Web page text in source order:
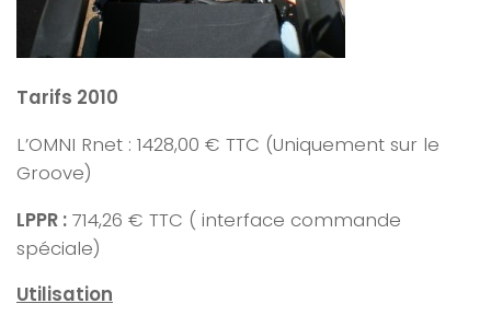
Tarifs 2010
L’OMNI Rnet : 1428,00 € TTC (Uniquement sur le
Groove)
LPPR : 714,26 € TTC ( interface commande
spéciale)
Utilisation